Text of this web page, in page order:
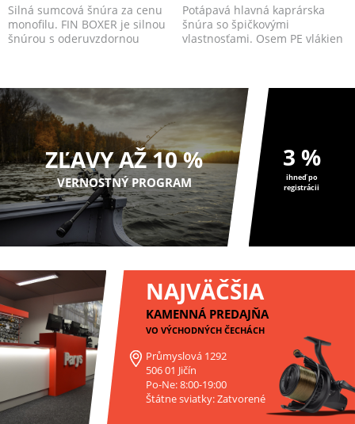
Silná sumcová šnúra za cenu
monofilu. FIN BOXER je silnou
šnúrou s oderuvzdornou
Potápavá hlavná kaprárska
šnúra so špičkovými
vlastnosťami. Osem PE vlákien
ZĽAVY AŽ 10 %
VERNOSTNÝ PROGRAM
3 %
ihneď po
registrácii
NAJVÄČŠIA
KAMENNÁ PREDAJŇA
VO VÝCHODNÝCH ČECHÁCH
Průmyslová 1292
506 01 Jičín
Po-Ne: 8:00-19:00
Štátne sviatky: Zatvorené